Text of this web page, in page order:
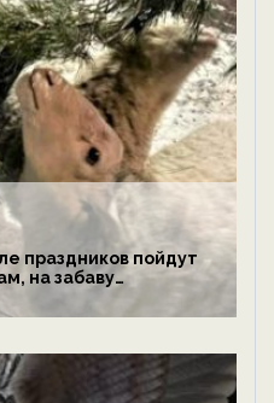
праздников пойдут
на забаву
— новости